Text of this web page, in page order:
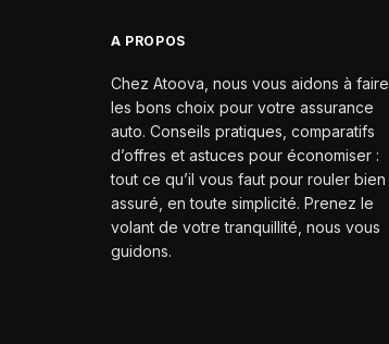
A PROPOS
Chez Atoova, nous vous aidons à faire
les bons choix pour votre assurance
auto. Conseils pratiques, comparatifs
d’offres et astuces pour économiser :
tout ce qu’il vous faut pour rouler bien
assuré, en toute simplicité. Prenez le
volant de votre tranquillité, nous vous
guidons.